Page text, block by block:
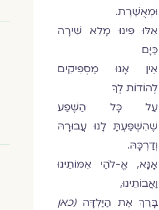
וּמְאֻשֶּׁרֶת.
אִלּוּ פִּינוּ מָלֵא שִׁירָה
כַּיָּם
אֵין אָנוּ מַסְפִּיקִים
לְהוֹדוֹת לְךָ
עַל כָּל הַשֶּׁפַע
שֶׁהִשְׁפַּעְתָּ לָנוּ עֲבוּרָהּ
וְדַרְכָּהּ.
אָנָּא, אֱ-לֹהֵי אִמּוֹתֵינוּ
וַאֲבוֹתֵינוּ,
בָּרֵךְ אֶת הַיַּלְדָּה(כאן